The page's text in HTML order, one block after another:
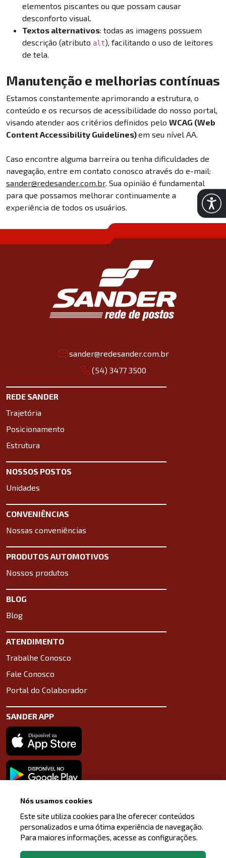
Abrir
elementos piscantes ou que possam causar
desconforto visual.
Textos alternativos: todas as imagens possuem
descrição (atributo alt), facilitando o uso de leitores
de tela.
Manutenção e melhorias contínuas
Estamos constantemente aprimorando a estrutura, o
conteúdo e os recursos de acessibilidade do nosso portal,
visando atender aos critérios definidos pelo WCAG (Web
Content Accessibility Guidelines)em seu nível AA.
Caso encontre alguma barreira ou tenha dificuldades de
navegação, entre em contato conosco através do e-mail:
sander@redesander.com.br. Sua opinião é fundamental
para que possamos melhorar continuamente a
experiência de todos os usuários.
sander@redesander.com.br
(54) 3477 3500
REDE SANDER
Trajetória
Posicionamento
Estrutura
NOSSOS POSTOS
Unidades
CONVENIÊNCIAS
Nossas conveniências
PRODUTOS AUTOMOTIVOS
Nossos produtos
BLOG
Blog
ATENDIMENTO
Trabalhe Conosco
Fale Conosco
Portal do Colaborador
SANDER APP
Baixe o aplicativo na App Store
Baixe o aplicativo na Google Play Store
LinkedInFacebookInstagram
Nós usamos cookies
Este site utiliza cookies para lhe oferecer conteúdos
personalizados e uma ótima experiência de navegação.
Para maiores informações, acesse as configurações.